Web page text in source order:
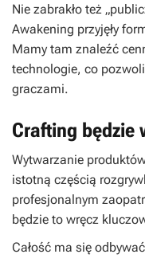
Nie zabrakło też
Awakening przyjęły
Mamy tam znaleźć
technologie, co
graczami.
Crafting będzie
Wytwarzanie
istotną częścią
profesjonalnym
będzie to wręcz
Całość ma się